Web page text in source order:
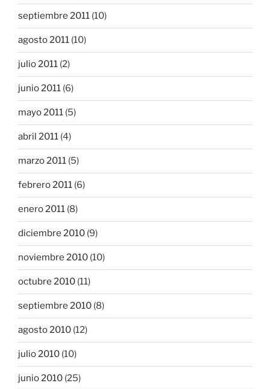
septiembre 2011 (10)
agosto 2011 (10)
julio 2011 (2)
junio 2011 (6)
mayo 2011 (5)
abril 2011 (4)
marzo 2011 (5)
febrero 2011 (6)
enero 2011 (8)
diciembre 2010 (9)
noviembre 2010 (10)
octubre 2010 (11)
septiembre 2010 (8)
agosto 2010 (12)
julio 2010 (10)
junio 2010 (25)